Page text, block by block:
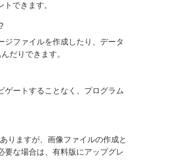
できます。
ファイルを作成したり、データ
だりできます。
ゲートすることなく、プログラム
りますが、画像ファイルの作成と
な場合は、有料版にアップグレ